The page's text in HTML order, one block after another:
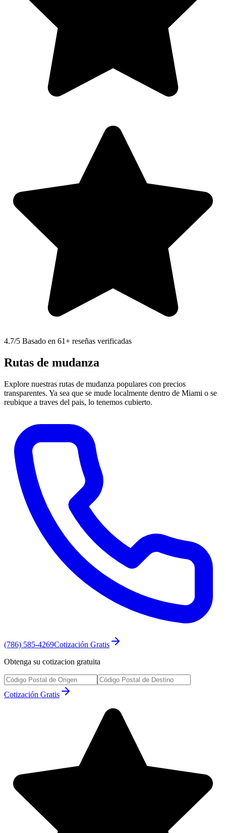
4.7/5 Basado en 61+ reseñas verificadas
Rutas de mudanza
Explore nuestras rutas de mudanza populares con precios
transparentes. Ya sea que se mude localmente dentro de Miami o se
reubique a traves del pais, lo tenemos cubierto.
(786) 585-4269Cotización Gratis
Obtenga su cotizacion gratuita
Cotización Gratis